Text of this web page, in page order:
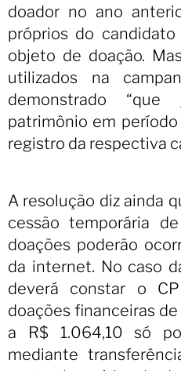
doador no ano
próprios do
objeto de doação.
utilizados na
demonstrado
patrimônio em
registro da respectiva
A resolução diz ainda
cessão temporária
doações poderão
da internet. No caso
deverá constar o
doações financeiras
a R$ 1.064,10 só
mediante